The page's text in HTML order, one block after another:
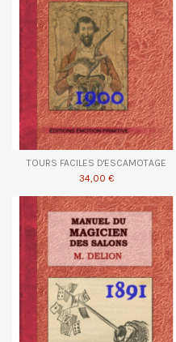
TOURS FACILES D'ESCAMOTAGE
34,00 €